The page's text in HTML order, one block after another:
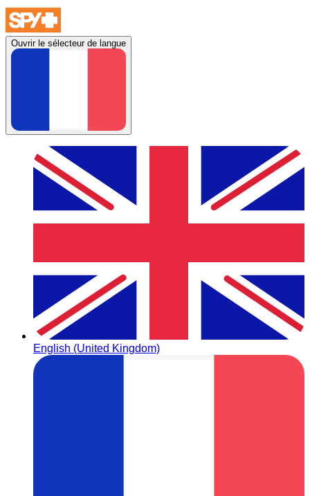
Ouvrir le sélecteur de langue
English (United Kingdom)